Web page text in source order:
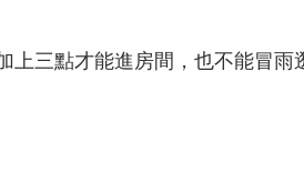
三點才能進房間，也不能冒雨